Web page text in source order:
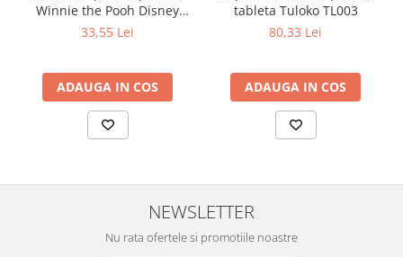
Winnie the Pooh Disney
Eurasia 26022
33,55 Lei
ADAUGA IN COS
tableta Tuloko TL003
80,33 Lei
ADAUGA IN COS
NEWSLETTER
Nu rata ofertele si promotiile noastre